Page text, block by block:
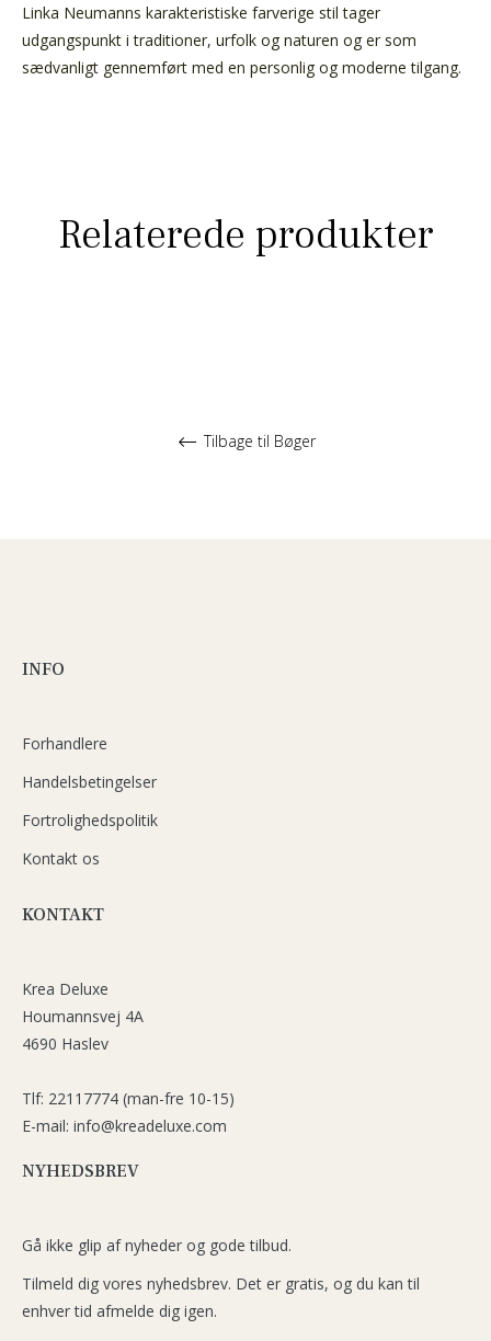
Linka Neumanns karakteristiske farverige stil tager
udgangspunkt i traditioner, urfolk og naturen og er som
sædvanligt gennemført med en personlig og moderne tilgang.
Relaterede produkter
Tilbage til Bøger
INFO
Forhandlere
Handelsbetingelser
Fortrolighedspolitik
Kontakt os
KONTAKT
Krea Deluxe
Houmannsvej 4A
4690 Haslev
Tlf: 22117774 (man-fre 10-15)
E-mail: info@kreadeluxe.com
NYHEDSBREV
Gå ikke glip af nyheder og gode tilbud.
Tilmeld dig vores nyhedsbrev. Det er gratis, og du kan til
enhver tid afmelde dig igen.